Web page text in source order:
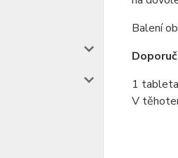
Balení
1
V